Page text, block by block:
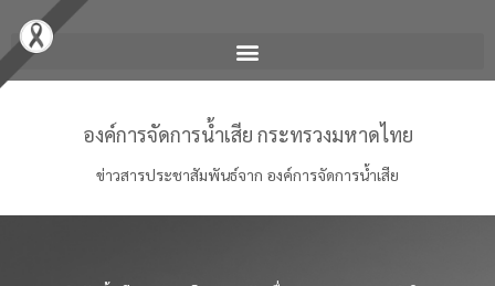
องค์การจัดการน้ำเสีย กระทรวงมหาดไทย
ข่าวสารประชาสัมพันธ์จาก องค์การจัดการน้ำเสีย